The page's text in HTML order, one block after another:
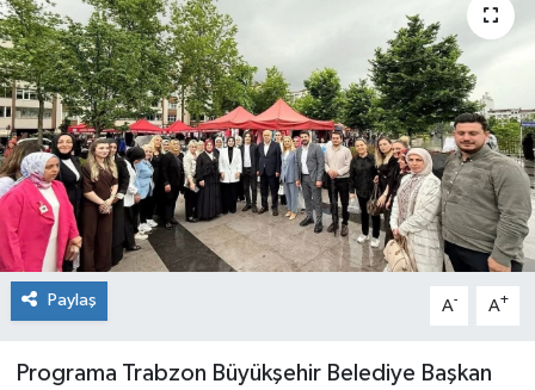
Paylaş A- A+
Programa Trabzon Büyükşehir Belediye Başkan